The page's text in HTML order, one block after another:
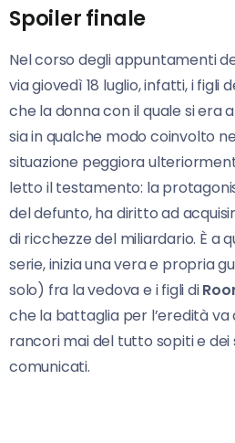
Spoiler finale
Nel corso degli appuntamenti
via giovedì 18 luglio, infatti, i figli
che la donna con il quale si era
sia in qualche modo coinvolto
situazione peggiora
letto il testamento: la
del defunto, ha diritto ad
di ricchezze del miliardario. È a
serie, inizia una vera e propria
solo) fra la vedova e i figli di
che la battaglia per l’eredità
rancori mai del tutto sopiti e
comunicati.